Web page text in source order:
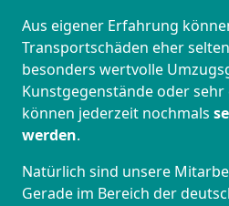
Aus eigener Erfahrung
Transportschäden eher
besonders wertvolle
Kunstgegenstände oder
können jederzeit nochmals
werden.
Natürlich sind unsere
Gerade im Bereich der